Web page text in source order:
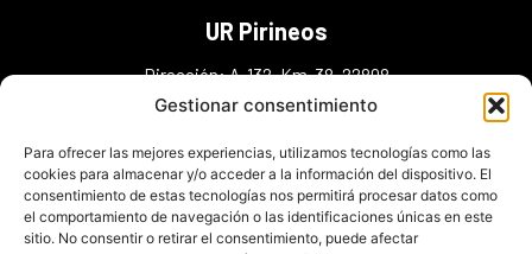
Gestionar consentimiento
Para ofrecer las mejores experiencias, utilizamos tecnologías como las
cookies para almacenar y/o acceder a la información del dispositivo. El
consentimiento de estas tecnologías nos permitirá procesar datos como
el comportamiento de navegación o las identificaciones únicas en este
sitio. No consentir o retirar el consentimiento, puede afectar
UR Pirineos
Dirección: A-132, Km. 38, 22808
Murillo de Gállego ,Zaragoza
Teléfonos: (+34) 974 38 30 48
(+34) 606 36 30 43(+34) 648 98 45 95
info@urpirineos.es